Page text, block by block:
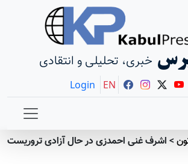
خبری، تحلیلی و انتقادی
Login EN
> اشرف غنی احمدزی در حال آزادی تروریست